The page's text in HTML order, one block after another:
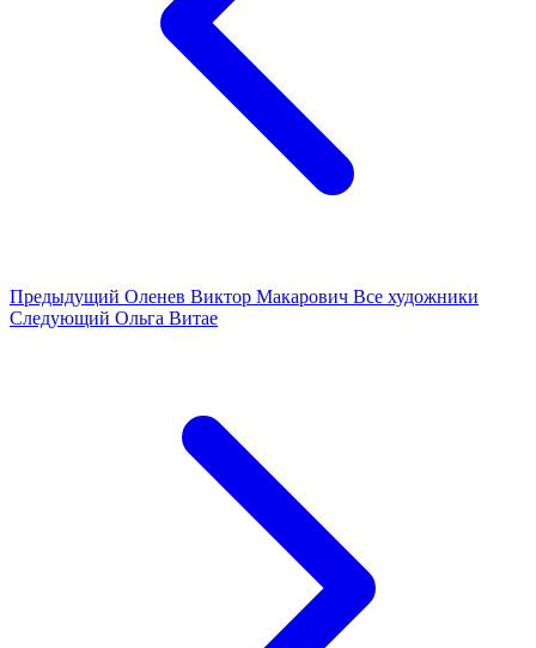
Предыдущий Оленев Виктор Макарович Все художники
Следующий Ольга Витае